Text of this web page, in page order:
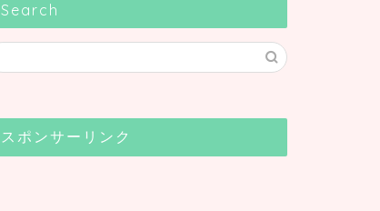
Search
スポンサーリンク